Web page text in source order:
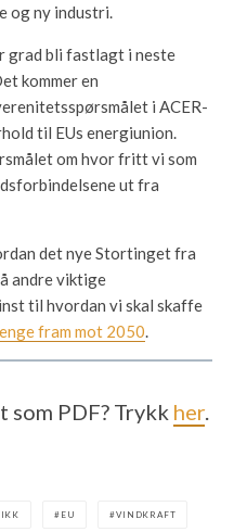
og ny industri.
grad bli fastlagt i neste
kommer en
i ACER-
til EUs energiunion.
om hvor fritt vi som
ut fra
det nye Stortinget fra
andre viktige
til hvordan vi skal skaffe
fram mot 2050.
PDF? Trykk her.
EU VINDKRAFT